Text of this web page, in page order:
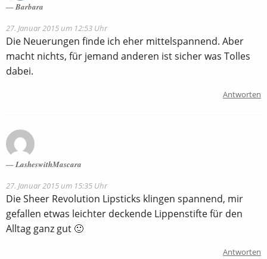
Barbara
27. Januar 2015 um 12:53 Uhr
Die Neuerungen finde ich eher mittelspannend. Aber
macht nichts, für jemand anderen ist sicher was Tolles
dabei.
Antworten
LasheswithMascara
27. Januar 2015 um 15:35 Uhr
Die Sheer Revolution Lipsticks klingen spannend, mir
gefallen etwas leichter deckende Lippenstifte für den
Alltag ganz gut 🙂
Antworten